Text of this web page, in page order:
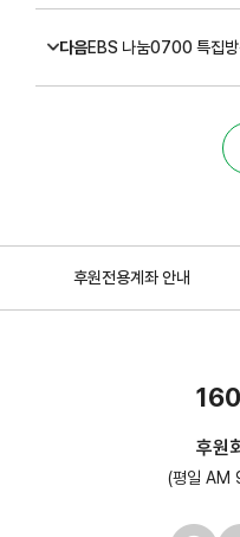
다음
후원전용계좌 안내
후원
(평일